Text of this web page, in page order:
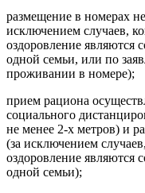
размещение в номерах
исключением случаев,
оздоровление
одной семьи, или по
проживании в номере);
прием рациона
социального
не менее 2-х метров) и
(за исключением
оздоровление
одной семьи);